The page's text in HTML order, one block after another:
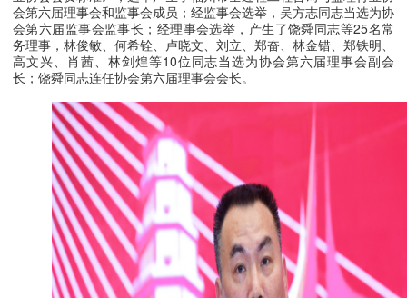
会第六届理事会和监事会成员；经监事会选举，吴方志同志当选为协
会第六届监事会监事长；经理事会选举，产生了饶舜同志等25名常
务理事，林俊敏、何希铨、卢晓文、刘立、郑奋、林金错、郑铁明、
高文兴、肖茜、林剑煌等10位同志当选为协会第六届理事会副会
长；饶舜同志连任协会第六届理事会会长。